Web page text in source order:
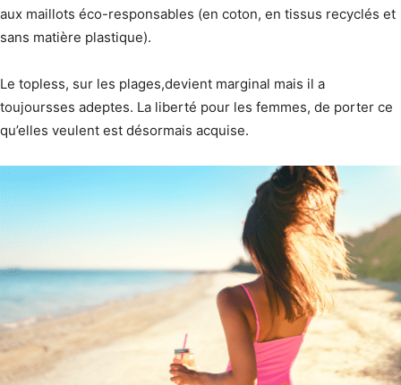
aux maillots éco-responsables (en coton, en tissus recyclés et
sans matière plastique).
Le topless, sur les plages,devient marginal mais il a
toujoursses adeptes. La liberté pour les femmes, de porter ce
qu’elles veulent est désormais acquise.